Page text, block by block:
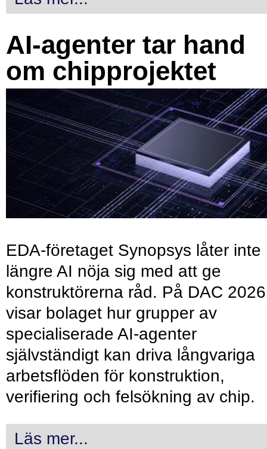
AI-agenter tar hand
om chipprojektet
EDA-företaget Synopsys låter inte
längre AI nöja sig med att ge
konstruktörerna råd. På DAC 2026
visar bolaget hur grupper av
specialiserade AI-agenter
självständigt kan driva långvariga
arbetsflöden för konstruktion,
verifiering och felsökning av chip.
Läs mer...